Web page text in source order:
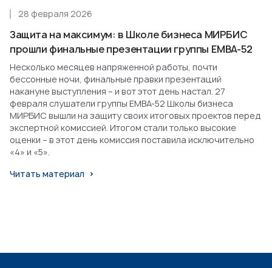
Защита на максимум: в Школе бизнеса МИРБИС
прошли финальные презентации группы EMBA-52
28 февраля 2026
Несколько месяцев напряженной работы, почти
бессонные ночи, финальные правки презентаций
накануне выступления – и вот этот день настал. 27
февраля слушатели группы EMBA-52 Школы бизнеса
МИРБИС вышли на защиту своих итоговых проектов перед
экспертной комиссией. Итогом стали только высокие
оценки – в этот день комиссия поставила исключительно
«4» и «5».
Читать материал